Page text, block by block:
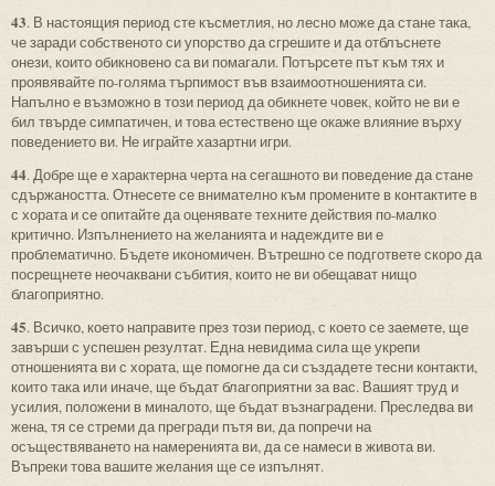
43. В настоящия период сте късметлия, но лесно може да стане така,
че заради собственото си упорство да сгрешите и да отблъснете
онези, които обикновено са ви помагали. Потърсете път към тях и
проявявайте по-голяма търпимост във взаимоотношенията си.
Напълно е възможно в този период да обикнете човек, който не ви е
бил твърде симпатичен, и това естествено ще окаже влияние върху
поведението ви. Не играйте хазартни игри.
44. Добре ще е характерна черта на сегашното ви поведение да стане
сдържаността. Отнесете се внимателно към промените в контактите в
с хората и се опитайте да оценявате техните действия по-малко
критично. Изпълнението на желанията и надеждите ви е
проблематично. Бъдете икономичен. Вътрешно се подгответе скоро да
посрещнете неочаквани събития, които не ви обещават нищо
благоприятно.
45. Всичко, което направите през този период, с което се заемете, ще
завърши с успешен резултат. Една невидима сила ще укрепи
отношенията ви с хората, ще помогне да си създадете тесни контакти,
които така или иначе, ще бъдат благоприятни за вас. Вашият труд и
усилия, положени в миналото, ще бъдат възнаградени. Преследва ви
жена, тя се стреми да прегради пътя ви, да попречи на
осъществяването на намеренията ви, да се намеси в живота ви.
Въпреки това вашите желания ще се изпълнят.